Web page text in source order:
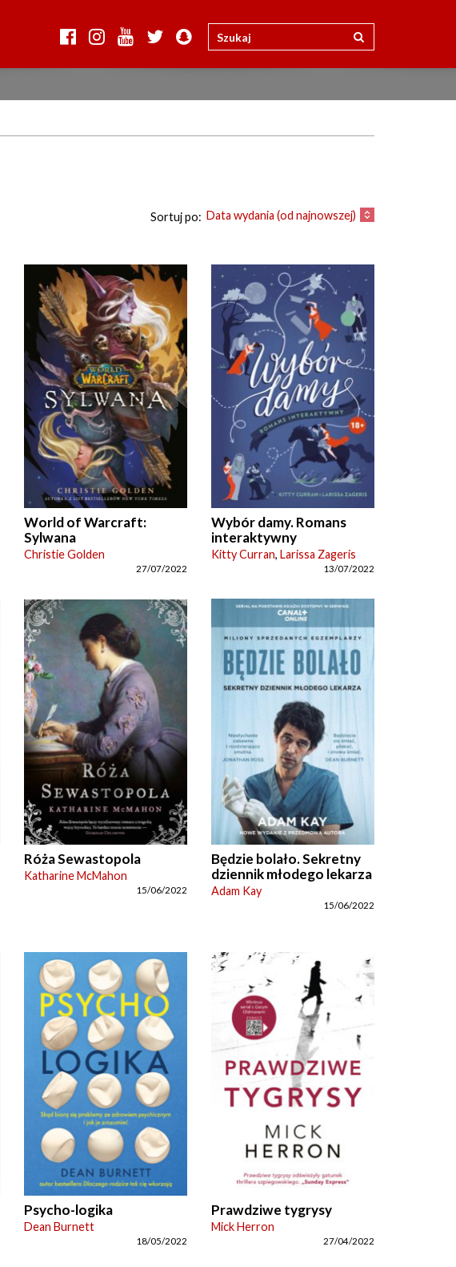
Sortuj po: Data wydania (od najnowszej)
World of Warcraft:
Sylwana
Christie Golden
27/07/2022
Wybór damy. Romans
interaktywny
Kitty Curran, Larissa Zageris
13/07/2022
Róża Sewastopola
Katharine McMahon
15/06/2022
Będzie bolało. Sekretny
dziennik młodego lekarza
Adam Kay
15/06/2022
Psycho-logika
Dean Burnett
18/05/2022
Prawdziwe tygrysy
Mick Herron
27/04/2022